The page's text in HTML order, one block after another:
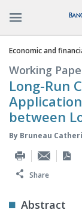
You are here
Economic and
Working
Long-Run
between
By Bruneau
Share
Abstract